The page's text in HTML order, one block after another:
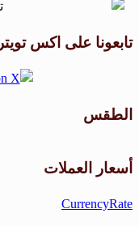
تابعونا على اكس تويتر
الطقس
أسعار العملات
CurrencyRate